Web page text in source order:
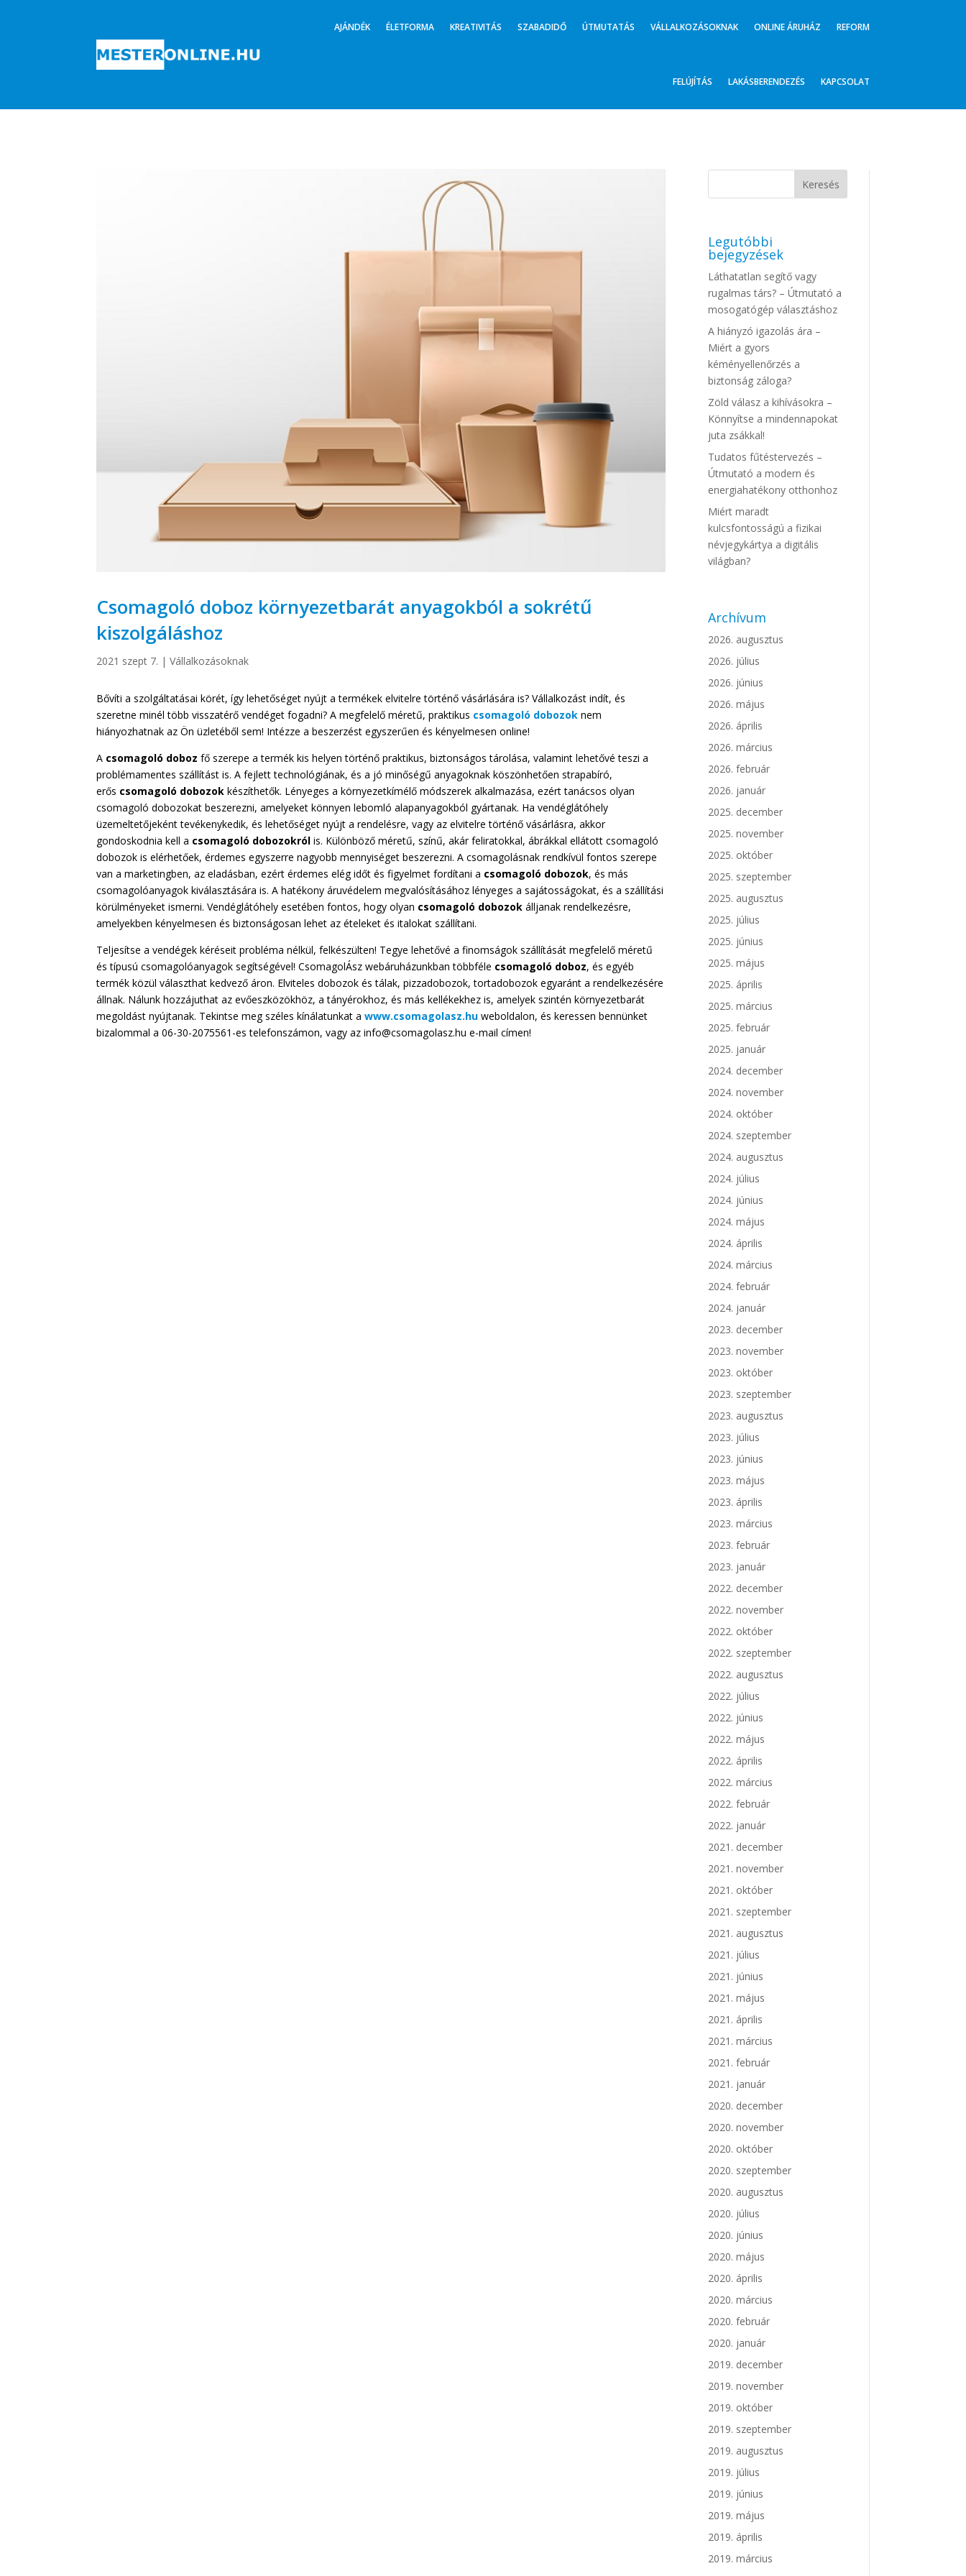
AJÁNDÉK ÉLETFORMA KREATIVITÁS SZABADIDŐ ÚTMUTATÁS VÁLLALKOZÁSOKNAK ONLINE ÁRUHÁZ REFORM
FELÚJÍTÁS LAKÁSBERENDEZÉS KAPCSOLAT
Csomagoló doboz környezetbarát anyagokból a sokrétű
kiszolgáláshoz
2021 szept 7. |Vállalkozásoknak
Bővíti a szolgáltatásai körét, így lehetőséget nyújt a termékek elvitelre történő vásárlására is? Vállalkozást indít, és
szeretne minél több visszatérő vendéget fogadni? A megfelelő méretű, praktikus csomagoló dobozok nem
hiányozhatnak az Ön üzletéből sem! Intézze a beszerzést egyszerűen és kényelmesen online!
A csomagoló doboz fő szerepe a termék kis helyen történő praktikus, biztonságos tárolása, valamint lehetővé teszi a
problémamentes szállítást is. A fejlett technológiának, és a jó minőségű anyagoknak köszönhetően strapabíró,
erős csomagoló dobozok készíthetők. Lényeges a környezetkímélő módszerek alkalmazása, ezért tanácsos olyan
csomagoló dobozokat beszerezni, amelyeket könnyen lebomló alapanyagokból gyártanak. Ha vendéglátóhely
üzemeltetőjeként tevékenykedik, és lehetőséget nyújt a rendelésre, vagy az elvitelre történő vásárlásra, akkor
gondoskodnia kell a csomagoló dobozokrólis. Különböző méretű, színű, akár feliratokkal, ábrákkal ellátott csomagoló
dobozok is elérhetőek, érdemes egyszerre nagyobb mennyiséget beszerezni. A csomagolásnak rendkívül fontos szerepe
van a marketingben, az eladásban, ezért érdemes elég időt és figyelmet fordítani a csomagoló dobozok, és más
csomagolóanyagok kiválasztására is. A hatékony áruvédelem megvalósításához lényeges a sajátosságokat, és a szállítási
körülményeket ismerni. Vendéglátóhely esetében fontos, hogy olyan csomagoló dobozok álljanak rendelkezésre,
amelyekben kényelmesen és biztonságosan lehet az ételeket és italokat szállítani.
Teljesítse a vendégek kéréseit probléma nélkül, felkészülten! Tegye lehetővé a finomságok szállítását megfelelő méretű
és típusú csomagolóanyagok segítségével! CsomagolÁsz webáruházunkban többféle csomagoló doboz, és egyéb
termék közül választhat kedvező áron. Elviteles dobozok és tálak, pizzadobozok, tortadobozok egyaránt a rendelkezésére
állnak. Nálunk hozzájuthat az evőeszközökhöz, a tányérokhoz, és más kellékekhez is, amelyek szintén környezetbarát
megoldást nyújtanak. Tekintse meg széles kínálatunkat awww.csomagolasz.hu weboldalon, és keressen bennünket
bizalommal a 06-30-2075561-es telefonszámon, vagy az info@csomagolasz.hu e-mail címen!
Legutóbbi
bejegyzések
Láthatatlan segítő vagy
rugalmas társ? – Útmutató a
mosogatógép választáshoz
A hiányzó igazolás ára –
Miért a gyors
kéményellenőrzés a
biztonság záloga?
Zöld válasz a kihívásokra –
Könnyítse a mindennapokat
juta zsákkal!
Tudatos fűtéstervezés –
Útmutató a modern és
energiahatékony otthonhoz
Miért maradt
kulcsfontosságú a fizikai
névjegykártya a digitális
világban?
Archívum
2026. augusztus
2026. július
2026. június
2026. május
2026. április
2026. március
2026. február
2026. január
2025. december
2025. november
2025. október
2025. szeptember
2025. augusztus
2025. július
2025. június
2025. május
2025. április
2025. március
2025. február
2025. január
2024. december
2024. november
2024. október
2024. szeptember
2024. augusztus
2024. július
2024. június
2024. május
2024. április
2024. március
2024. február
2024. január
2023. december
2023. november
2023. október
2023. szeptember
2023. augusztus
2023. július
2023. június
2023. május
2023. április
2023. március
2023. február
2023. január
2022. december
2022. november
2022. október
2022. szeptember
2022. augusztus
2022. július
2022. június
2022. május
2022. április
2022. március
2022. február
2022. január
2021. december
2021. november
2021. október
2021. szeptember
2021. augusztus
2021. július
2021. június
2021. május
2021. április
2021. március
2021. február
2021. január
2020. december
2020. november
2020. október
2020. szeptember
2020. augusztus
2020. július
2020. június
2020. május
2020. április
2020. március
2020. február
2020. január
2019. december
2019. november
2019. október
2019. szeptember
2019. augusztus
2019. július
2019. június
2019. május
2019. április
2019. március